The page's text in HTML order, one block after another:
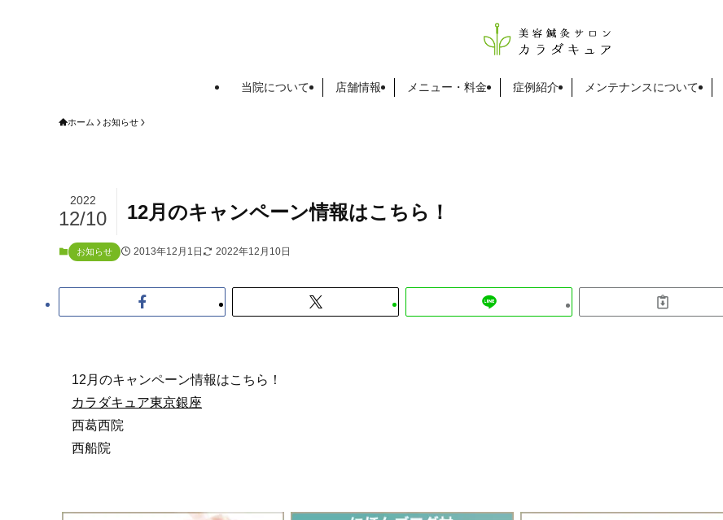
当院について 店舗情報 メニュー・料金 症例紹介 メンテナンスについて
ホーム お知らせ
12月のキャンペーン情報はこちら！
2022
12/10
お知らせ 2013年12月1日 2022年12月10日
12月のキャンペーン情報はこちら！
カラダキュア東京銀座
西葛西院
西船院